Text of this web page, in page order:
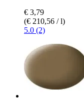
€ 3,79
(€ 210,56 / l)
5.0 (2)